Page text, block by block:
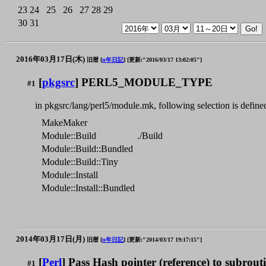
23 24 25 26 27 28 29
30 31
2016年03月17日(木) 旧暦 [n年日記] [更新:"2016/03/17 13:02:05"]
#1 [pkgsrc] PERL5_MODULE_TYPE
in pkgsrc/lang/perl5/module.mk, following selection is
MakeMaker
Module::Build
./Build
Module::Build::Bundled
Module::Build::Tiny
Module::Install
Module::Install::Bundled
2014年03月17日(月) 旧暦 [n年日記] [更新:"2014/03/17 19:17:15"]
#1 [Perl] Pass Hash pointer (reference) to